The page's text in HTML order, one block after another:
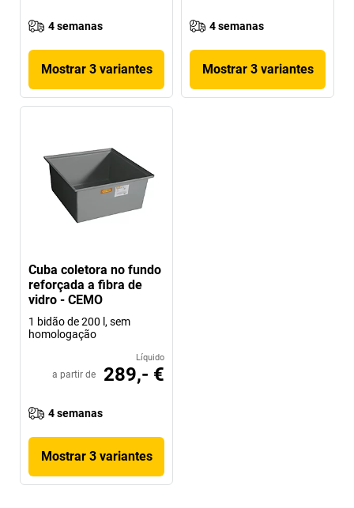
4 semanas
Mostrar 3 variantes
4 semanas
Mostrar 3 variantes
Cuba coletora no fundo
reforçada a fibra de
vidro - CEMO
1 bidão de 200 l, sem
homologação
Líquido
a partir de 289,- €
4 semanas
Mostrar 3 variantes